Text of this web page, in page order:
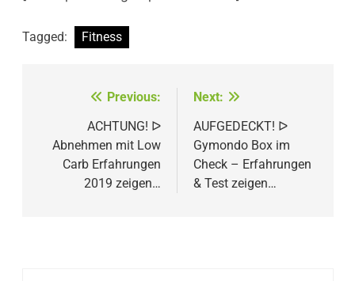
Tagged: Fitness
Beitragsnavigation
Previous:
ACHTUNG! ᐅ
Abnehmen mit Low
Carb Erfahrungen
2019 zeigen…
Next:
AUFGEDECKT! ᐅ
Gymondo Box im
Check – Erfahrungen
& Test zeigen…